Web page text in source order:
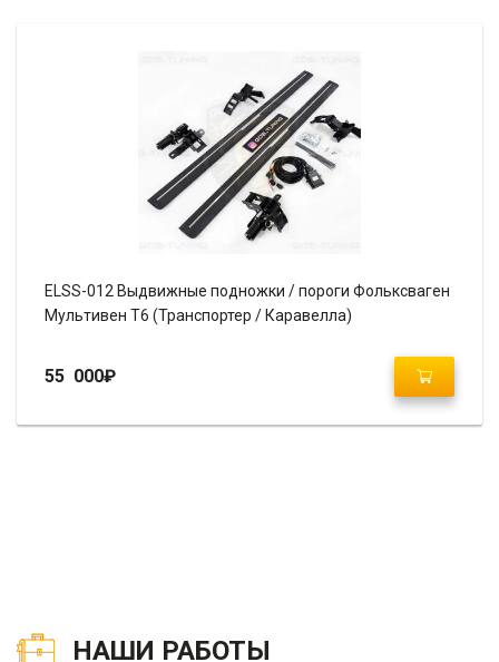
ELSS-012 Выдвижные подножки / пороги Фольксваген
Мультивен Т6 (Транспортер / Каравелла)
55 000₽
НАШИ РАБОТЫ